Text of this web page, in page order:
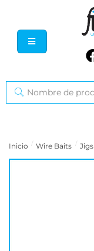
Inicio / Wire Baits / Jigs